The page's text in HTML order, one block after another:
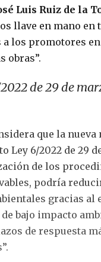
Luis Ruiz de la
llave en mano en
los promotores en
obras”.
de 29 de
que la
Ley 6/2022 de 29
de los
podría
gracias al
bajo impacto
de respuesta